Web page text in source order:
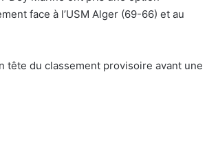
face à l’USM Alger (69-66) et au
tête du classement provisoire avant une